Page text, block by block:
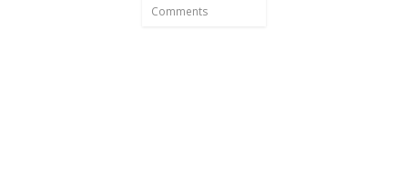
Comments